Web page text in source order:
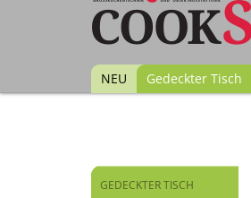
NEU Gedeckter Tisch
GEDECKTER TISCH